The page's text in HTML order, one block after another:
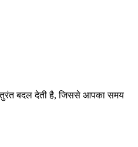
तुरंत बदल देती है, जिससे आपका समय